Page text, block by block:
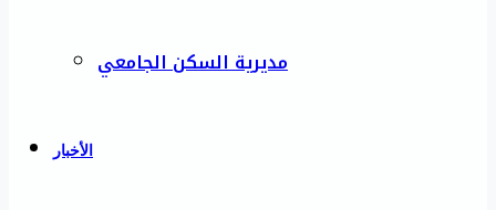
مديرية السكن الجامعي
الأخبار